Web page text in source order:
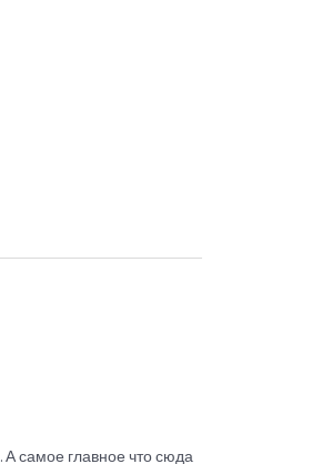
самое главное что сюда